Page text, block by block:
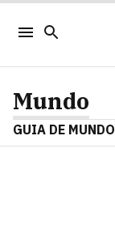
Mundo
GUIA DE MUNDO